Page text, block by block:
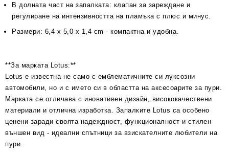
В долната част на запалката: клапан за зареждане и
регулиране на интензивността на пламъка с плюс и минус.
Размери: 6,4 x 5,0 x 1,4 cm - компактна и удобна.
**За марката Lotus:**
Lotus е известна не само с емблематичните си луксозни
автомобили, но и с името си в областта на аксесоарите за пури.
Марката се отличава с иновативен дизайн, висококачествени
материали и отлична изработка. Запалките Lotus са особено
ценени заради своята надеждност, функционалност и стилен
външен вид - идеални спътници за взискателните любители на
пури.